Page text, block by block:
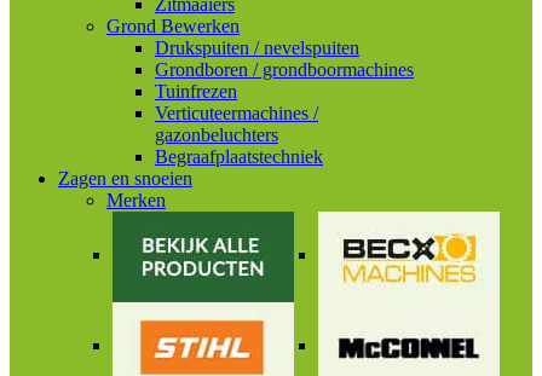
Zitmaaiers
Grond Bewerken
Drukspuiten / nevelspuiten
Grondboren / grondboormachines
Tuinfrezen
Verticuteermachines /
gazonbeluchters
Begraafplaatstechniek
Zagen en snoeien
Merken